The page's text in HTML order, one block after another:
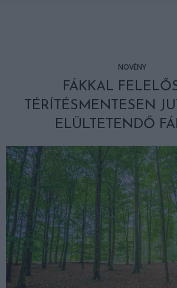
NÖVÉNY
FÁKKAL
TÉRÍTÉSMENTESEN
ELÜLTETENDŐ